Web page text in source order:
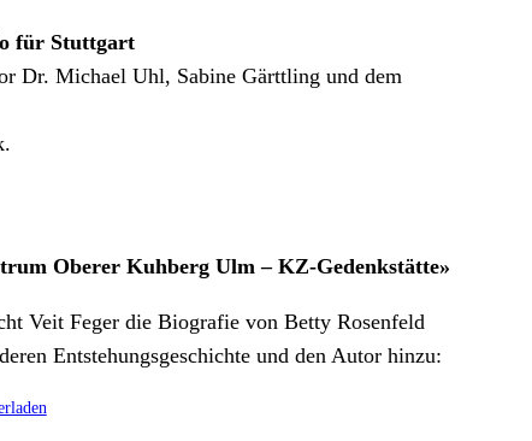
für Stuttgart
Dr. Michael Uhl, Sabine Gärttling und dem
Oberer Kuhberg Ulm – KZ-Gedenkstätte»
Veit Feger die Biografie von Betty Rosenfeld
Entstehungsgeschichte und den Autor hinzu: